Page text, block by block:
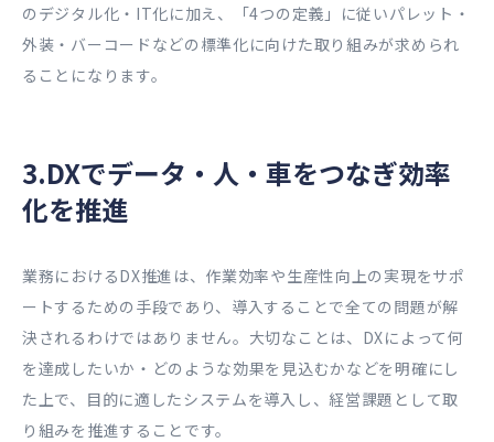
のデジタル化・IT化に加え、「4つの定義」に従いパレット・
外装・バーコードなどの標準化に向けた取り組みが求められ
ることになります。
3.DXでデータ・人・車をつなぎ効率
化を推進
業務におけるDX推進は、作業効率や生産性向上の実現をサポ
ートするための手段であり、導入することで全ての問題が解
決されるわけではありません。大切なことは、DXによって何
を達成したいか・どのような効果を見込むかなどを明確にし
た上で、目的に適したシステムを導入し、経営課題として取
り組みを推進することです。